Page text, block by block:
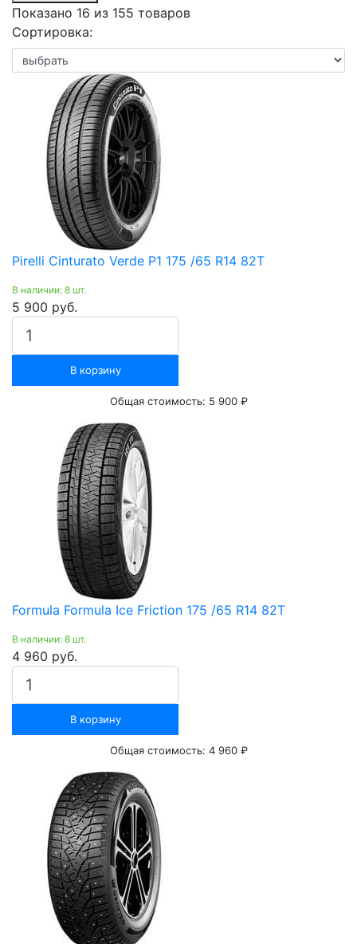
Показано 16 из 155 товаров
Сортировка:
Pirelli Cinturato Verde P1 175 /65 R14 82T
В наличии: 8 шт.
5 900 руб.
В корзину
Общая стоимость: 5 900 ₽
Formula Formula Ice Friction 175 /65 R14 82T
В наличии: 8 шт.
4 960 руб.
В корзину
Общая стоимость: 4 960 ₽